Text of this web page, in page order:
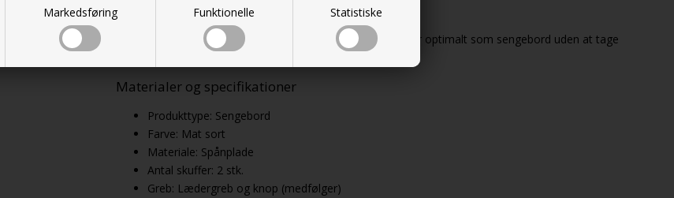
Markedsføring Funktionelle Statistiske
mens skufferne sørger for praktisk opbevaring.
Sengebordets proportioner er nøje afstemt, så det fungerer optimalt som sengebord uden at tage
Materialer og specifikationer
Produkttype: Sengebord
Farve: Mat sort
Materiale: Spånplade
Antal skuffer: 2 stk.
Greb: Lædergreb og knop (medfølger)